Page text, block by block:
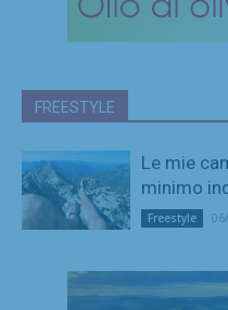
FREESTYLE
Le mie
minimo
Freestyle